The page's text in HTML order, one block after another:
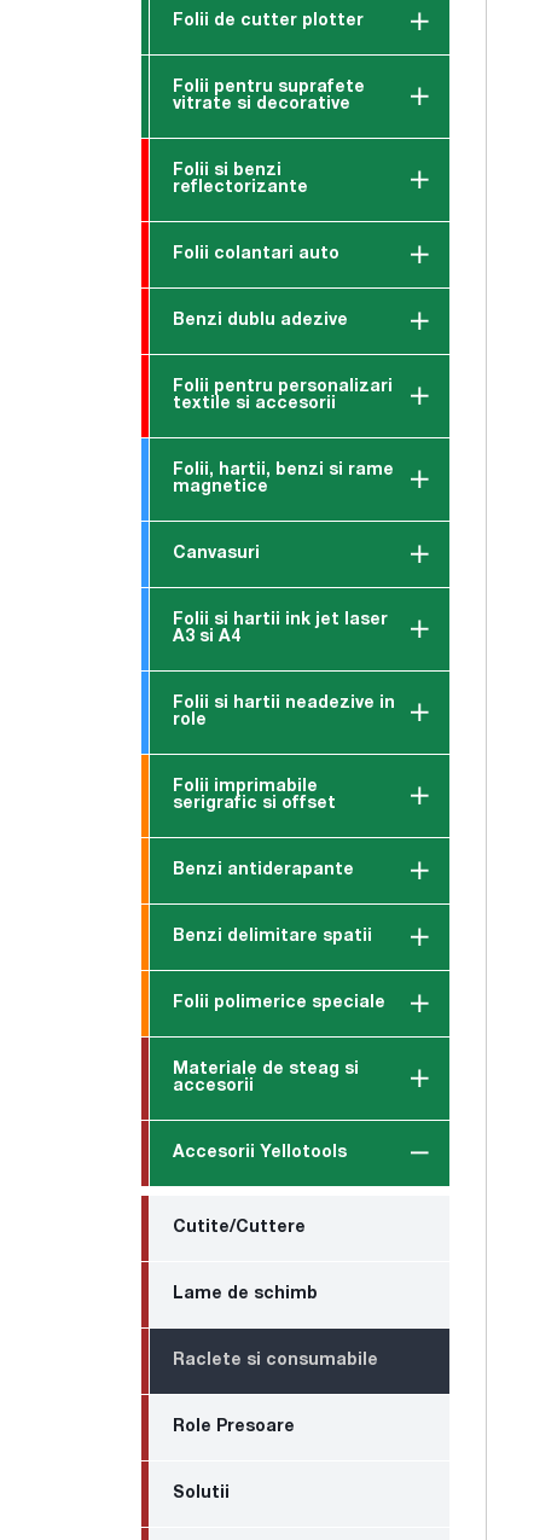
Folii de cutter plotter
Folii pentru suprafete
vitrate si decorative
Folii si benzi
reflectorizante
Folii colantari auto
Benzi dublu adezive
Folii pentru personalizari
textile si accesorii
Folii, hartii, benzi si rame
magnetice
Canvasuri
Folii si hartii ink jet laser
A3 si A4
Folii si hartii neadezive in
role
Folii imprimabile
serigrafic si offset
Benzi antiderapante
Benzi delimitare spatii
Folii polimerice speciale
Materiale de steag si
accesorii
Accesorii Yellotools
Cutite/Cuttere
Lame de schimb
Raclete si consumabile
Role Presoare
Solutii